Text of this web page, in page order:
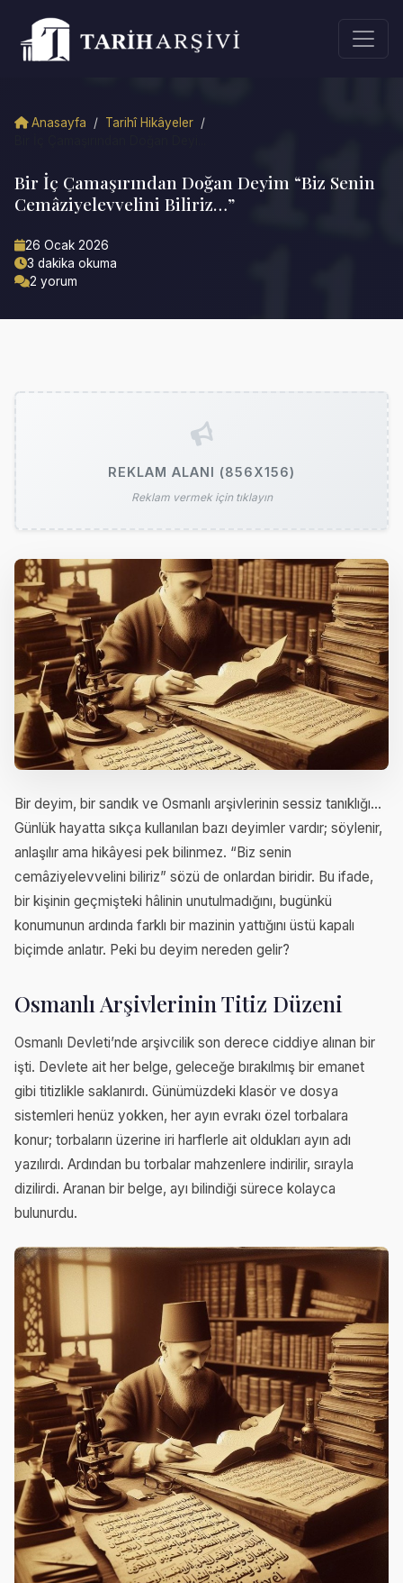
Anasayfa / Tarihî Hikâyeler /
Bir İç Çamaşırından Doğan Deyim “Biz Senin
Cemâziyelevvelini Biliriz…”
26 Ocak 2026
3 dakika okuma
2 yorum
REKLAM ALANI (856X156)
Reklam vermek için tıklayın
Bir deyim, bir sandık ve Osmanlı arşivlerinin sessiz tanıklığı…
Günlük hayatta sıkça kullanılan bazı deyimler vardır; söylenir,
anlaşılır ama hikâyesi pek bilinmez. “Biz senin
cemâziyelevvelini biliriz” sözü de onlardan biridir. Bu ifade,
bir kişinin geçmişteki hâlinin unutulmadığını, bugünkü
konumunun ardında farklı bir mazinin yattığını üstü kapalı
biçimde anlatır. Peki bu deyim nereden gelir?
Osmanlı Arşivlerinin Titiz Düzeni
Osmanlı Devleti’nde arşivcilik son derece ciddiye alınan bir
işti. Devlete ait her belge, geleceğe bırakılmış bir emanet
gibi titizlikle saklanırdı. Günümüzdeki klasör ve dosya
sistemleri henüz yokken, her ayın evrakı özel torbalara
konur; torbaların üzerine iri harflerle ait oldukları ayın adı
yazılırdı. Ardından bu torbalar mahzenlere indirilir, sırayla
dizilirdi. Aranan bir belge, ayı bilindiği sürece kolayca
bulunurdu.